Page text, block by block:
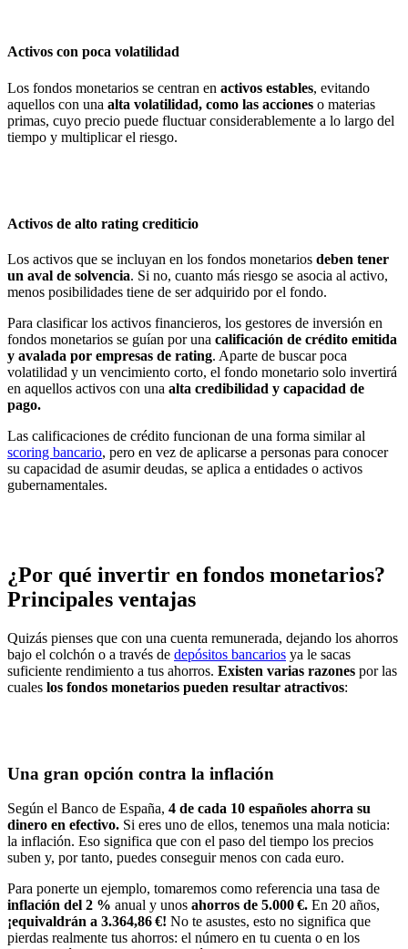
Activos con poca volatilidad
Los fondos monetarios se centran en activos estables, evitando
aquellos con una alta volatilidad, como las acciones o materias
primas, cuyo precio puede fluctuar considerablemente a lo largo del
tiempo y multiplicar el riesgo.
Activos de alto rating crediticio
Los activos que se incluyan en los fondos monetarios deben tener
un aval de solvencia. Si no, cuanto más riesgo se asocia al activo,
menos posibilidades tiene de ser adquirido por el fondo.
Para clasificar los activos financieros, los gestores de inversión en
fondos monetarios se guían por una calificación de crédito emitida
y avalada por empresas de rating. Aparte de buscar poca
volatilidad y un vencimiento corto, el fondo monetario solo invertirá
en aquellos activos con una alta credibilidad y capacidad de
pago.
Las calificaciones de crédito funcionan de una forma similar al
scoring bancario, pero en vez de aplicarse a personas para conocer
su capacidad de asumir deudas, se aplica a entidades o activos
gubernamentales.
¿Por qué invertir en fondos monetarios?
Principales ventajas
Quizás pienses que con una cuenta remunerada, dejando los ahorros
bajo el colchón o a través de depósitos bancarios ya le sacas
suficiente rendimiento a tus ahorros. Existen varias razones por las
cuales los fondos monetarios pueden resultar atractivos:
Una gran opción contra la inflación
Según el Banco de España, 4 de cada 10 españoles ahorra su
dinero en efectivo. Si eres uno de ellos, tenemos una mala noticia:
la inflación. Eso significa que con el paso del tiempo los precios
suben y, por tanto, puedes conseguir menos con cada euro.
Para ponerte un ejemplo, tomaremos como referencia una tasa de
inflación del 2 % anual y unos ahorros de 5.000 €. En 20 años,
¡equivaldrán a 3.364,86 €! No te asustes, esto no significa que
pierdas realmente tus ahorros: el número en tu cuenta o en los